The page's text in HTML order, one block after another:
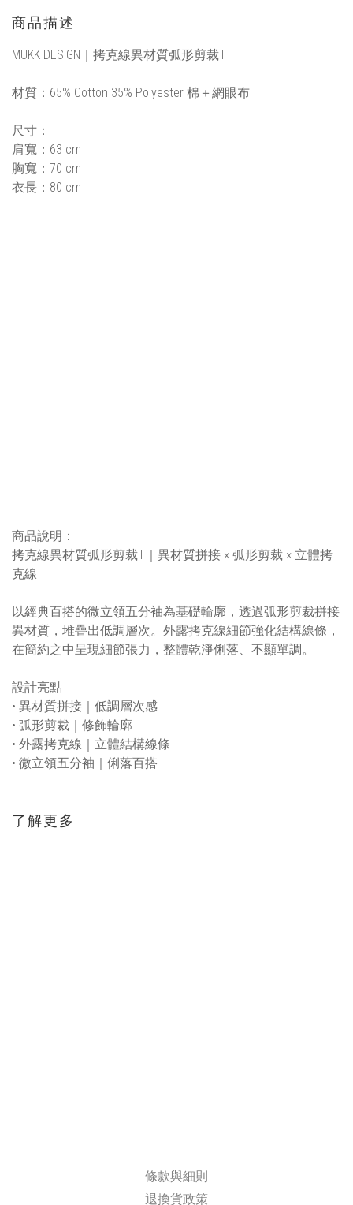
商品描述
MUKK DESIGN｜ 拷克線異材質弧形剪裁T
材質： 65% Cotton 35% Polyester 棉＋網眼布
尺寸 ：
肩寬：63 cm
胸寬：70 cm
衣長：80 cm
商品說明：
拷克線異材質弧形剪裁T｜異材質拼接 × 弧形剪裁 × 立體拷
克線
以經典百搭的微立領五分袖為基礎輪廓，透過弧形剪裁拼接
異材質，堆疊出低調層次。外露拷克線細節強化結構線條，
在簡約之中呈現細節張力，整體乾淨俐落、不顯單調。
設計亮點
• 異材質拼接｜低調層次感
• 弧形剪裁｜修飾輪廓
• 外露拷克線｜立體結構線條
• 微立領五分袖｜俐落百搭
了解更多
條款與細則
退換貨政策